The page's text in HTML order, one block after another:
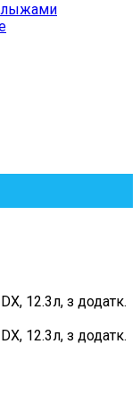
лыжами
12.3л, з додатк.
12.3л, з додатк.